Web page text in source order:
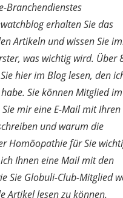
Branchendienstes
erhalten Sie das
Artikeln und wissen Sie
was wichtig wird. Über
hier im Blog lesen, den
Sie können Mitglied
mir eine E-Mail mit Ihren
und warum die
Homöopathie für Sie
Ihnen eine Mail mit den
Sie Globuli-Club-Mitglied
Artikel lesen zu können.